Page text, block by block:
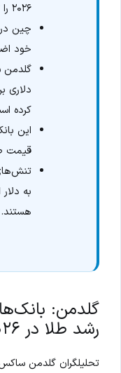
۲۰۲۶ را تأیید کرده است.
خود
دلاری
کرده
این
قیمت
به
هستند.
گلدمن:
رشد طلا در ۲۰۲۶ هستند
تحلیلگران گلدمن